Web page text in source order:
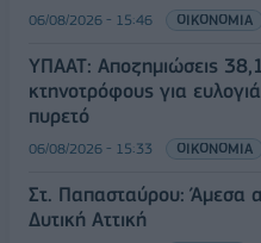
06/08/2026 - 15:46 ΟΙΚΟΝΟΜΙΑ
ΥΠΑΑΤ: Αποζημιώσεις
κτηνοτρόφους για
πυρετό
06/08/2026 - 15:33 ΟΙΚΟΝΟΜΙΑ
Στ. Παπασταύρου: Άμεσα
Δυτική Αττική